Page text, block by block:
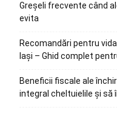
Greșeli frecvente când
evita
Recomandări pentru
Iași – Ghid complet
Beneficii fiscale ale
integral cheltuielile și să